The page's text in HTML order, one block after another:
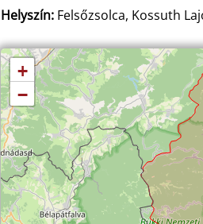
Helyszín:Felsőzsolca, Kossuth
+
−